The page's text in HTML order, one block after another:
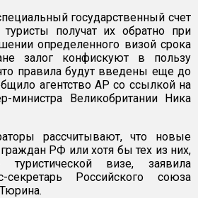
государственный счет
получат их обратно при
определенного визой срока
залог конфискуют в пользу
правила будут введены еще до
агентство АР со ссылкой на
министра Великобритании Ника
рассчитывают, что новые
РФ или хотя бы тех из них,
визе, заявила
секретарь Российского союза